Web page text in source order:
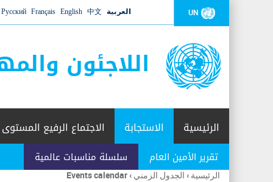
UN العربية 中文
English
Français
Русский
اللاجئون
الرئيسية الاستجابة
تقرير الأمين العام سلسلة مناسبات عالمية
الاجتماع الرفيع المستوى
الرئيسية › الجدول الزمني ›
Events calendar